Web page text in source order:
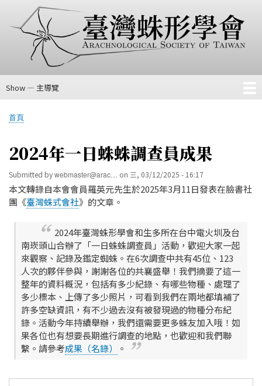
至
主
內
主
覽
Show — 主導覽
首頁
會費、入會或續會匯款方法
關於我們
相關連結
科級檢索表
導
連
首頁
2024年一日蛛蛛調查員成果
Submitted bywebmaster@arac… on 三, 03/12/2025 - 16:17
本文轉錄自本會會員羅英元先生於2025年3月11日發表在臉書社
團《臺灣蛛式會社》的文章。
2024年臺灣蛛形學會和生多所在台中電火圳及台
南崁頭山合辦了「一日蛛蛛調查員」活動，歡迎大家一起
來觀察、記錄及鑑定蜘蛛。在6次調查中共有45位、123
人次的夥伴參與，謝謝各位的共襄盛舉！我們摘要了這一
整年的資料概況，包括有多少紀錄、有哪些物種、處理了
多少標本、上傳了多少照片，可看到我們在兩地都填補了
許多空缺資訊，有不少過去沒有被發現過的物種分布紀
錄。活動今年持續舉辦，我們還需要更多蛛友加入哦！如
果各位也有想要長期進行調查的地點，也歡迎和我們聯
繫。請參考成果（名錄） 。